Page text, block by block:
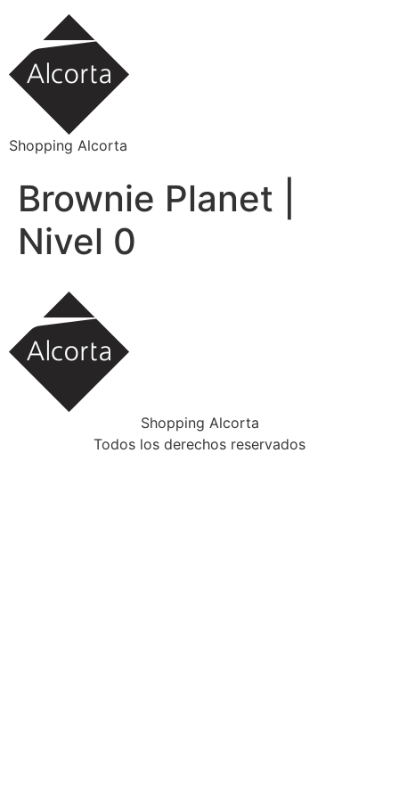
contenido
Shopping Alcorta
Brownie Planet |
Nivel 0
Shopping Alcorta
Todos los derechos reservados